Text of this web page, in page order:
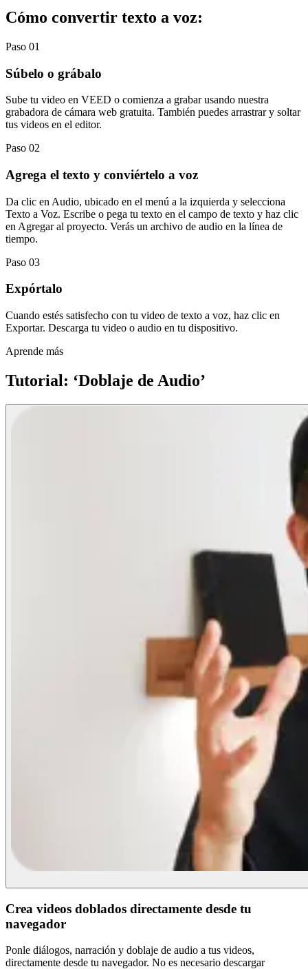
Cómo convertir texto a voz:
Paso 01
Súbelo o grábalo
Sube tu video en VEED o comienza a grabar usando nuestra
grabadora de cámara web gratuita. También puedes arrastrar y soltar
tus videos en el editor.
Paso 02
Agrega el texto y conviértelo a voz
Da clic en Audio, ubicado en el menú a la izquierda y selecciona
Texto a Voz. Escribe o pega tu texto en el campo de texto y haz clic
en Agregar al proyecto. Verás un archivo de audio en la línea de
tiempo.
Paso 03
Expórtalo
Cuando estés satisfecho con tu video de texto a voz, haz clic en
Exportar. Descarga tu video o audio en tu dispositivo.
Aprende más
Tutorial: ‘Doblaje de Audio’
Crea videos doblados directamente desde tu
navegador
Ponle diálogos, narración y doblaje de audio a tus videos,
directamente desde tu navegador. No es necesario descargar